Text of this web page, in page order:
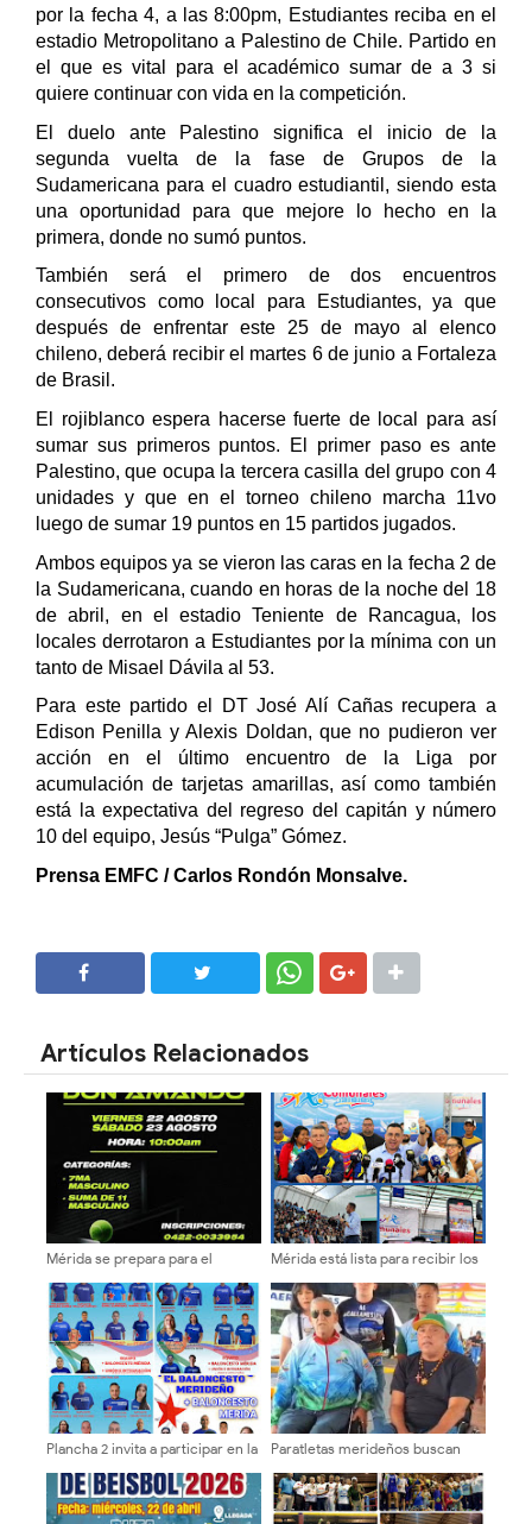
por la fecha 4, a las 8:00pm, Estudiantes reciba en el
estadio Metropolitano a Palestino de Chile. Partido en
el que es vital para el académico sumar de a 3 si
quiere continuar con vida en la competición.
El duelo ante Palestino significa el inicio de la
segunda vuelta de la fase de Grupos de la
Sudamericana para el cuadro estudiantil, siendo esta
una oportunidad para que mejore lo hecho en la
primera, donde no sumó puntos.
También será el primero de dos encuentros
consecutivos como local para Estudiantes, ya que
después de enfrentar este 25 de mayo al elenco
chileno, deberá recibir el martes 6 de junio a Fortaleza
de Brasil.
El rojiblanco espera hacerse fuerte de local para así
sumar sus primeros puntos. El primer paso es ante
Palestino, que ocupa la tercera casilla del grupo con 4
unidades y que en el torneo chileno marcha 11vo
luego de sumar 19 puntos en 15 partidos jugados.
Ambos equipos ya se vieron las caras en la fecha 2 de
la Sudamericana, cuando en horas de la noche del 18
de abril, en el estadio Teniente de Rancagua, los
locales derrotaron a Estudiantes por la mínima con un
tanto de Misael Dávila al 53.
Para este partido el DT José Alí Cañas recupera a
Edison Penilla y Alexis Doldan, que no pudieron ver
acción en el último encuentro de la Liga por
acumulación de tarjetas amarillas, así como también
está la expectativa del regreso del capitán y número
10 del equipo, Jesús “Pulga” Gómez.
Prensa EMFC / Carlos Rondón Monsalve.
Artículos Relacionados
Mérida se prepara para el
Amando" este fin de semana
Mérida está lista para recibir los
Comunales
Plancha 2 invita a participar en la
la Asociación Merideña de
Baloncesto
Paratletas merideños buscan
Caracas